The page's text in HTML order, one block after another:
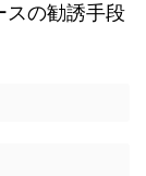
スの勧誘手段